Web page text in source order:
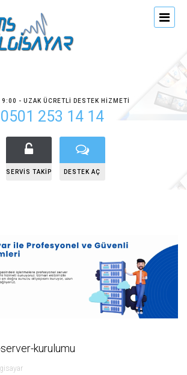
- UZAK ÜCRETLI DESTEK HIZMETI
0501 253 14 14
SERVIS TAKIP DESTEK AÇ
kurulumu